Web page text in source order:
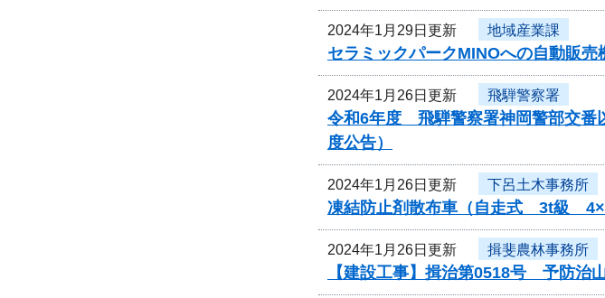
2024年1月29日更新 地域産業課
セラミックパークMINOへの自動販
2024年1月26日更新 飛騨警察署
令和6年度 飛騨警察署神岡警部交番
度公告）
2024年1月26日更新 下呂土木事務所
凍結防止剤散布車（自走式 3t級
2024年1月26日更新 揖斐農林事務所
【建設工事】揖治第0518号 予防